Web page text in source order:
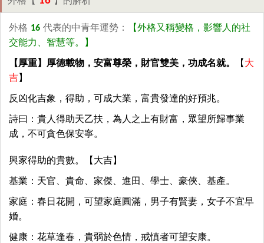
外格 16 代表的中青年運勢：
【外格又稱變格，影響人的社
交能力、智慧等。】
【厚重】厚德載物，安富尊榮，財官雙美，功成名就。 【 大
吉】
反凶化吉象，得助，可成大業，富貴發達的好預兆。
詩曰：貴人得助天乙扶，為人之上有財富，眾望所歸事業
成，不可貪色保安寧。
興家得助的貴數。【大吉】
基業：天官、貴命、家傑、進田、學士、豪俠、基產。
家庭：春日花開，可望家庭圓滿，男子有賢妻，女子不宜早
婚。
健康：花草逢春，貴弱於色情，戒慎者可望安康。